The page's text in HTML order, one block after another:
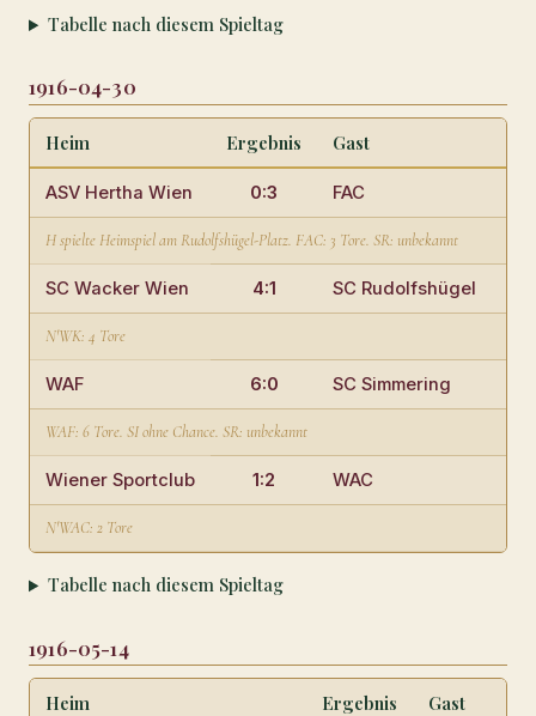
Tabelle nach diesem Spieltag
1916-04-30
Heim Ergebnis Gast
ASV Hertha Wien 0:3 FAC
H spielte Heimspiel am Rudolfshügel-Platz. FAC: 3 Tore. SR: unbekannt
SC Wacker Wien 4:1 SC Rudolfshügel
N'WK: 4 Tore
WAF 6:0 SC Simmering
WAF: 6 Tore. SI ohne Chance. SR: unbekannt
Wiener Sportclub 1:2 WAC
N'WAC: 2 Tore
Tabelle nach diesem Spieltag
1916-05-14
Heim Ergebnis Gast